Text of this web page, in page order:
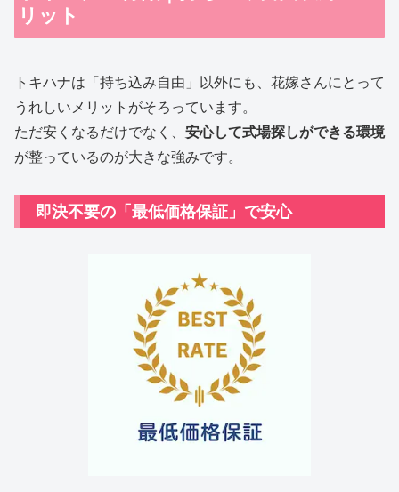
リット
トキハナは「持ち込み自由」以外にも、花嫁さんにとって
うれしいメリットがそろっています。
ただ安くなるだけでなく、 安心して式場探しができる環境
が整っているのが大きな強みです。
即決不要の「最低価格保証」で安心